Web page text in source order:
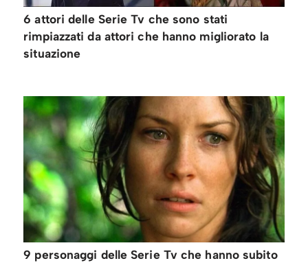
6 attori delle Serie Tv che sono stati
rimpiazzati da attori che hanno migliorato la
situazione
9 personaggi delle Serie Tv che hanno subito